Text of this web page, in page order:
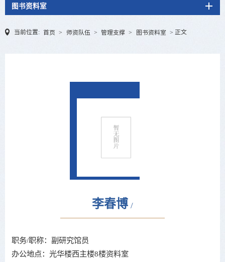
图书资料室
当前位置: 首页 > 师资队伍 > 管理支撑 > 图书资料室 > 正文
李春博 /
职务/职称：副研究馆员
办公地点：光华楼西主楼8楼资料室